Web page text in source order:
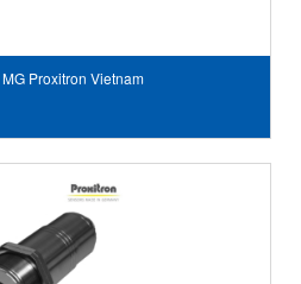
Proxitron Vietnam